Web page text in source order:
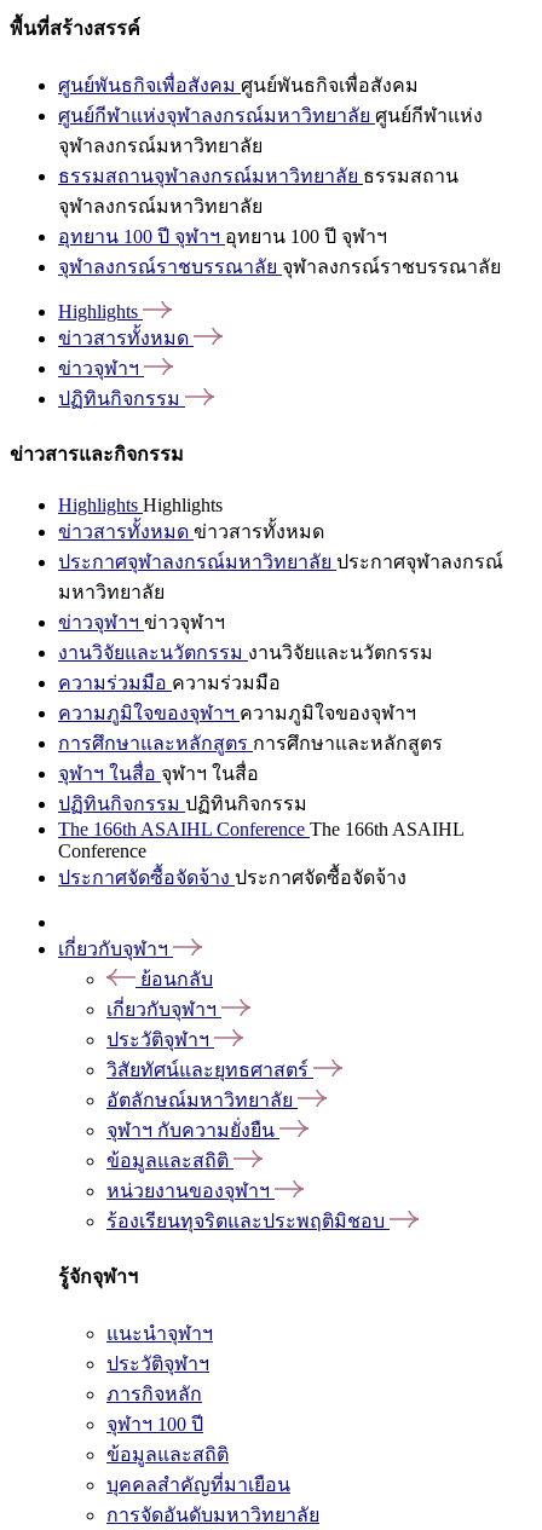
พื้นที่สร้างสรรค์
ศูนย์พันธกิจเพื่อสังคม ศูนย์พันธกิจเพื่อสังคม
ศูนย์กีฬาแห่งจุฬาลงกรณ์มหาวิทยาลัย ศูนย์กีฬาแห่ง
จุฬาลงกรณ์มหาวิทยาลัย
ธรรมสถานจุฬาลงกรณ์มหาวิทยาลัย ธรรมสถาน
จุฬาลงกรณ์มหาวิทยาลัย
อุทยาน 100 ปี จุฬาฯ อุทยาน 100 ปี จุฬาฯ
จุฬาลงกรณ์ราชบรรณาลัย จุฬาลงกรณ์ราชบรรณาลัย
Highlights
ข่าวสารทั้งหมด
ข่าวจุฬาฯ
ปฏิทินกิจกรรม
ข่าวสารและกิจกรรม
Highlights Highlights
ข่าวสารทั้งหมด ข่าวสารทั้งหมด
ประกาศจุฬาลงกรณ์มหาวิทยาลัย ประกาศจุฬาลงกรณ์
มหาวิทยาลัย
ข่าวจุฬาฯ ข่าวจุฬาฯ
งานวิจัยและนวัตกรรม งานวิจัยและนวัตกรรม
ความร่วมมือ ความร่วมมือ
ความภูมิใจของจุฬาฯ ความภูมิใจของจุฬาฯ
การศึกษาและหลักสูตร การศึกษาและหลักสูตร
จุฬาฯ ในสื่อ จุฬาฯ ในสื่อ
ปฏิทินกิจกรรม ปฏิทินกิจกรรม
The 166th ASAIHL Conference The 166th ASAIHL
Conference
ประกาศจัดซื้อจัดจ้าง ประกาศจัดซื้อจัดจ้าง
เกี่ยวกับจุฬาฯ
ย้อนกลับ
เกี่ยวกับจุฬาฯ
ประวัติจุฬาฯ
วิสัยทัศน์และยุทธศาสตร์
อัตลักษณ์มหาวิทยาลัย
จุฬาฯ กับความยั่งยืน
ข้อมูลและสถิติ
หน่วยงานของจุฬาฯ
ร้องเรียนทุจริตและประพฤติมิชอบ
รู้จักจุฬาฯ
แนะนำจุฬาฯ
ประวัติจุฬาฯ
ภารกิจหลัก
จุฬาฯ 100 ปี
ข้อมูลและสถิติ
บุคคลสำคัญที่มาเยือน
การจัดอันดับมหาวิทยาลัย